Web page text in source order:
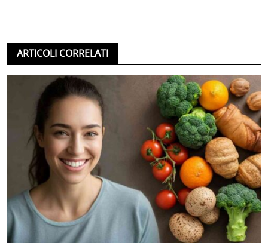
ARTICOLI CORRELATI